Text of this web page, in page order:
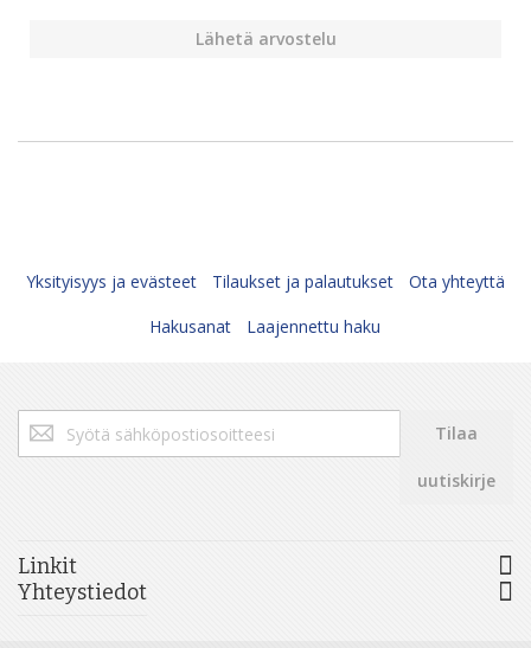
Lähetä arvostelu
Yksityisyys ja evästeet Tilaukset ja palautukset
Ota yhteyttä
Hakusanat
Laajennettu haku
Tilaa
uutiskirjeemme:
Tilaa
uutiskirje
Linkit
Yhteystiedot